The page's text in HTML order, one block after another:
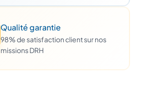
Qualité garantie
98% de satisfaction client sur nos
missions DRH